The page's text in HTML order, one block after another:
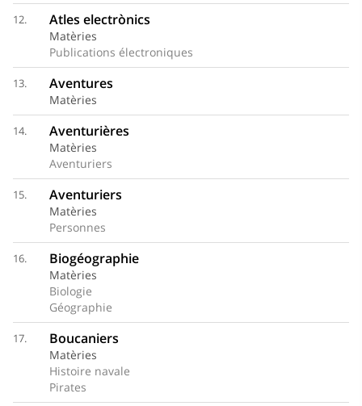
12. Atles electrònics
Matèries
Publications électroniques
13. Aventures
Matèries
14. Aventurières
Matèries
Aventuriers
15. Aventuriers
Matèries
Personnes
16. Biogéographie
Matèries
Biologie
Géographie
17. Boucaniers
Matèries
Histoire navale
Pirates